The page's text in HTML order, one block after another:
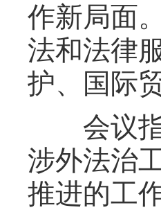
作新局面
法和法律
护、国际
会议指
涉外法治
推进的工